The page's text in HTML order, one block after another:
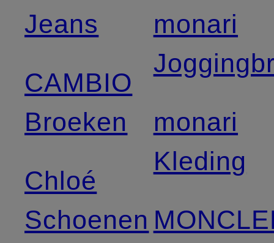
Jeans
CAMBIO
Broeken
Chloé
Schoenen
monari
monari
Kleding